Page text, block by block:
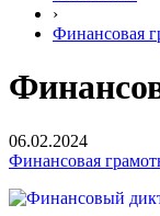
›
Финансовая
06.02.2024
Финансовая